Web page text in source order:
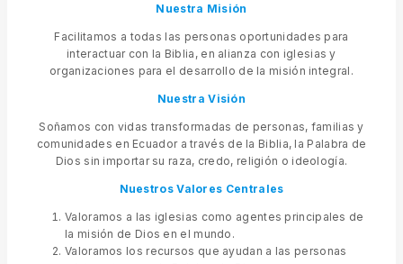
Nuestra Misión
Facilitamos a todas las personas oportunidades para
interactuar con la Biblia, en alianza con iglesias y
organizaciones para el desarrollo de la misión integral.
Nuestra Visión
Soñamos con vidas transformadas de personas, familias y
comunidades en Ecuador a través de la Biblia, la Palabra de
Dios sin importar su raza, credo, religión o ideología.
Nuestros Valores Centrales
Valoramos a las iglesias como agentes principales de
la misión de Dios en el mundo.
Valoramos los recursos que ayudan a las personas